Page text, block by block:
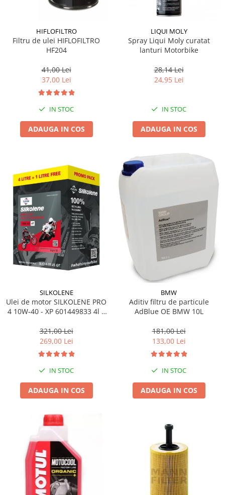
HIFLOFILTRO
Filtru de ulei HIFLOFILTRO
HF204
41,00 Lei
37,00 Lei
IN STOC
ADAUGA IN COS
LIQUI MOLY
Spray Liqui Moly curatat
lanturi Motorbike
28,14 Lei
24,95 Lei
IN STOC
ADAUGA IN COS
SILKOLENE
Ulei de motor SILKOLENE PRO
4 10W-40 - XP 601449833 4l +
321,00 Lei
269,00 Lei
IN STOC
ADAUGA IN COS
BMW
Aditiv filtru de particule
AdBlue OE BMW 10L
181,00 Lei
133,00 Lei
IN STOC
ADAUGA IN COS